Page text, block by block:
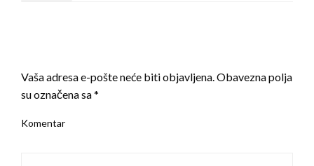
Vaša adresa e-pošte neće biti objavljena.Obavezna polja
su označena sa*
Komentar